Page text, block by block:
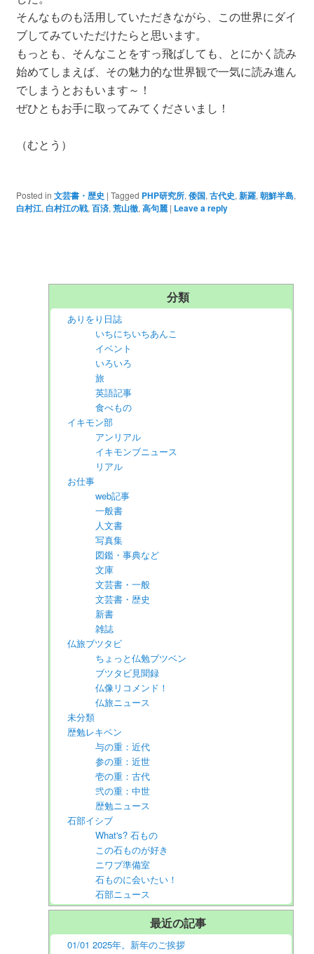
そんなものも活用していただきながら、この世界にダイ
ブしてみていただけたらと思います。
もっとも、そんなことをすっ飛ばしても、とにかく読み
始めてしまえば、その魅力的な世界観で一気に読み進ん
でしまうとおもいます～！
ぜひともお手に取ってみてくださいまし！
（むとう）
Posted in 文芸書・歴史 | Tagged PHP研究所, 倭国, 古代史, 新羅, 朝鮮半島,
白村江, 白村江の戦, 百済, 荒山徹, 高句麗 | Leave a reply
分類
ありをり日誌
いちにちいちあんこ
イベント
いろいろ
旅
英語記事
食べもの
イキモン部
アンリアル
イキモンブニュース
リアル
お仕事
web記事
一般書
人文書
写真集
図鑑・事典など
文庫
文芸書・一般
文芸書・歴史
新書
雑誌
仏旅ブツタビ
ちょっと仏勉ブツベン
ブツタビ見聞録
仏像リコメンド！
仏旅ニュース
未分類
歴勉レキベン
与の重：近代
参の重：近世
壱の重：古代
弐の重：中世
歴勉ニュース
石部イシブ
What's? 石もの
この石ものが好き
ニワブ準備室
石ものに会いたい！
石部ニュース
最近の記事
01/01 2025年。新年のご挨拶